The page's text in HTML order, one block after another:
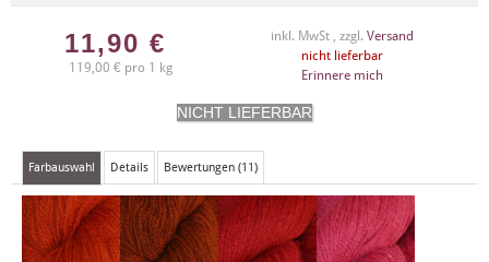
11,90 €
119,00 € pro 1 kg
inkl. MwSt , zzgl. Versand
nicht lieferbar
Erinnere mich
Farbauswahl Details Bewertungen (11)